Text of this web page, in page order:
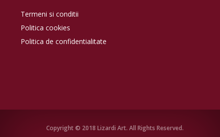
Termeni si conditii
Politica cookies
Politica de confidentialitate
Copyright © 2018 Lizardi Art. All Rights Reserved.